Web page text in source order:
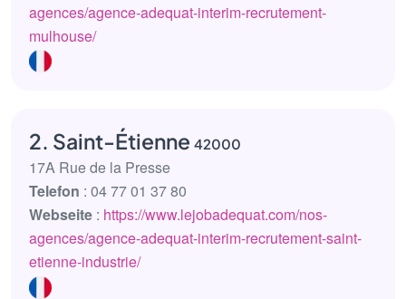
agences/agence-adequat-interim-recrutement-
mulhouse/
2. Saint-Étienne 42000
17A Rue de la Presse
Telefon : 04 77 01 37 80
Webseite : https://www.lejobadequat.com/nos-
agences/agence-adequat-interim-recrutement-saint-
etienne-industrie/